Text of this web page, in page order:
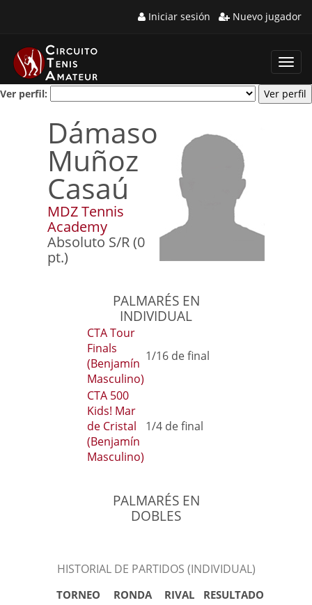
Iniciar sesión Nuevo jugador
Ver perfil:
Dámaso
Muñoz
Casaú
MDZ Tennis
Academy
Absoluto S/R (0
pt.)
PALMARÉS EN
INDIVIDUAL
CTA Tour
Finals
(Benjamín
Masculino)
1/16 de final
CTA 500
Kids! Mar
de Cristal
(Benjamín
Masculino)
1/4 de final
PALMARÉS EN
DOBLES
HISTORIAL DE PARTIDOS (INDIVIDUAL)
TORNEO RONDA RIVAL
RESULTADO